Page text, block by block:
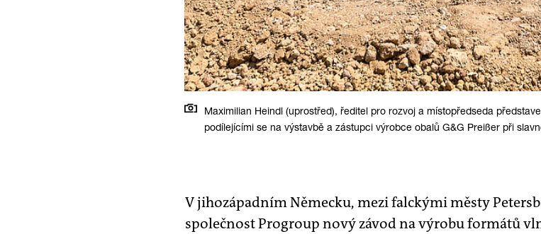
Maximilian Heindl (uprostřed), ředitel pro rozvoj a místopředseda
podílejícími se na výstavbě a zástupci výrobce obalů G&G Preißer při
V jihozápadním Německu, mezi falckými městy
společnost Progroup nový závod na výrobu formátů